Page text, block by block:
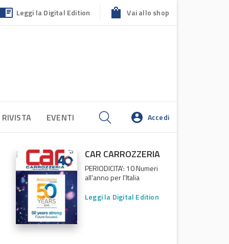
Leggi la Digital Edition Vai allo shop
EVENTI Accedi
CAR CARROZZERIA
PERIODICITA': 10 Numeri
all'anno per l'Italia
Leggi la Digital Edition